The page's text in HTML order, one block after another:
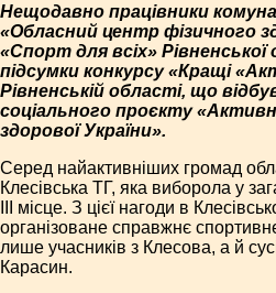
Нещодавно працівники
«Обласний центр фізичного
«Спорт для всіх» Рівненської
підсумки конкурсу «Кращі
Рівненській області, що
соціального проєкту
здорової України».
Серед найактивніших громад
Клесівська ТГ, яка виборола у
ІІІ місце. З цієї нагоди в
організоване справжнє
лише учасників з Клесова, а й
Карасин.